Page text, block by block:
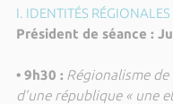
I. IDENTITÉS RÉGIONALES
Président de séance :
• 9h30 : Régionalisme
d’une république « une